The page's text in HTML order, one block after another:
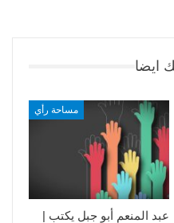
ايضا
مساحة رأي
عبد المنعم أبو جبل يكتب |